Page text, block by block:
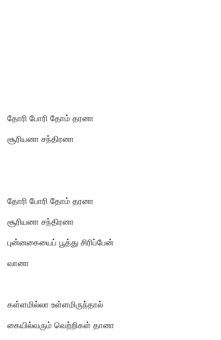
தோரி போரி தோம் தரனா
சூரியனா சந்திரனா
தோரி போரி தோம் தரனா
சூரியனா சந்திரனா
புன்னகையைப் பூத்து சிரிப்பேன்
வானா
கள்ளமில்லா உள்ளமிருந்தால்
கையில்வரும் வெற்றிகள் தானா